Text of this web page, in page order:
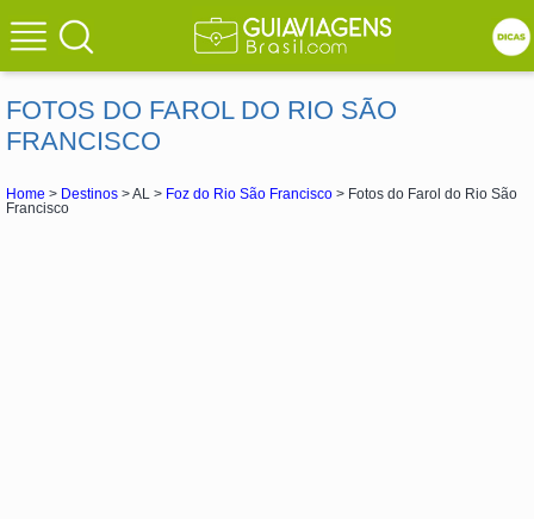
FOTOS DO FAROL DO RIO SÃO
FRANCISCO
Home > Destinos > AL > Foz do Rio São Francisco > Fotos do Farol do Rio São
Francisco